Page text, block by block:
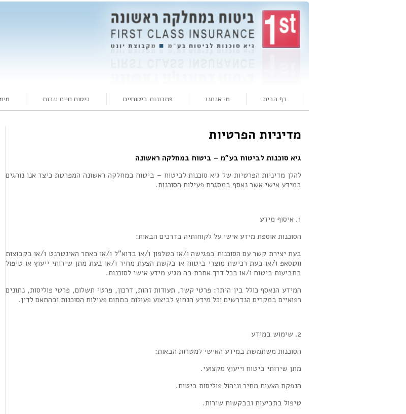
דף הבית מי אנחנו פתרונות ביטוחיים ביטוח חיים ונכות
מדיניות הפרטיות
גיא סוכנות לביטוח בע"מ – ביטוח במחלקה ראשונה
להלן מדיניות הפרטיות של גיא סוכנות לביטוח – ביטוח במחלקה ראשונה המפרטת כיצד אנו נוהגים
במידע אישי אשר נאסף במסגרת פעילות הסוכנות.
1. איסוף מידע
הסוכנות אוספת מידע אישי על לקוחותיה בדרכים הבאות:
בעת יצירת קשר עם הסוכנות בפגישה ו/או בטלפון ו/או בדוא"ל ו/או באתר האינטרנט ו/או בקבוצות
ווטסאפ ו/או בעת רכישת מוצרי ביטוח או בקשת הצעת מחיר ו/או בעת מתן שירותי ייעוץ או טיפול
בתביעות ביטוח ו/או בכל דרך אחרת בה מגיע מידע אישי לסוכנות.
המידע הנאסף כולל בין היתר: פרטי קשר, תעודות זהות, דרכון, פרטי תשלום, פרטי פוליסות, נתונים
רפואיים במקרים הנדרשים וכל מידע הנחוץ לביצוע פעולות בתחום פעילות הסוכנות ובהתאם לדין.
2. שימוש במידע
הסוכנות משתמשת במידע האישי למטרות הבאות:
מתן שירותי ביטוח וייעוץ מקצועי.
הנפקת הצעות מחיר וניהול פוליסות ביטוח.
טיפול בתביעות ובבקשות שירות.